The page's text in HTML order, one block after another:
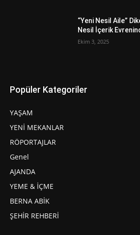
“Yeni Nesil Aile”
Nesil İçerik
Ekim 3, 2025
Popüler Kategoriler
YAŞAM
YENİ MEKANLAR
RÖPORTAJLAR
Genel
AJANDA
YEME & İÇME
BERNA ABİK
ŞEHİR REHBERİ